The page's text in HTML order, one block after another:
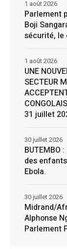
Parlement
Boji
sécurité, le
1 août 2026
UNE
SECTEUR
31 juillet
1 août 2026
BUTEMBO
des
Ebola.
30 juillet 2026
Midrand/
Alphonse
Parlement
30 juillet 2026